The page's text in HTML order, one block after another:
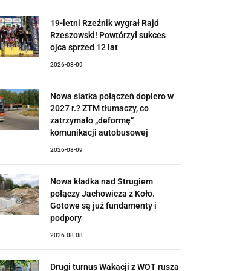
19-letni Rzeźnik wygrał Rajd
Rzeszowski! Powtórzył sukces
ojca sprzed 12 lat
2026-08-09
Nowa siatka połączeń dopiero w
2027 r.? ZTM tłumaczy, co
zatrzymało „deformę”
komunikacji autobusowej
2026-08-09
Nowa kładka nad Strugiem
połączy Jachowicza z Koło.
Gotowe są już fundamenty i
podpory
2026-08-08
Drugi turnus Wakacji z WOT rusza